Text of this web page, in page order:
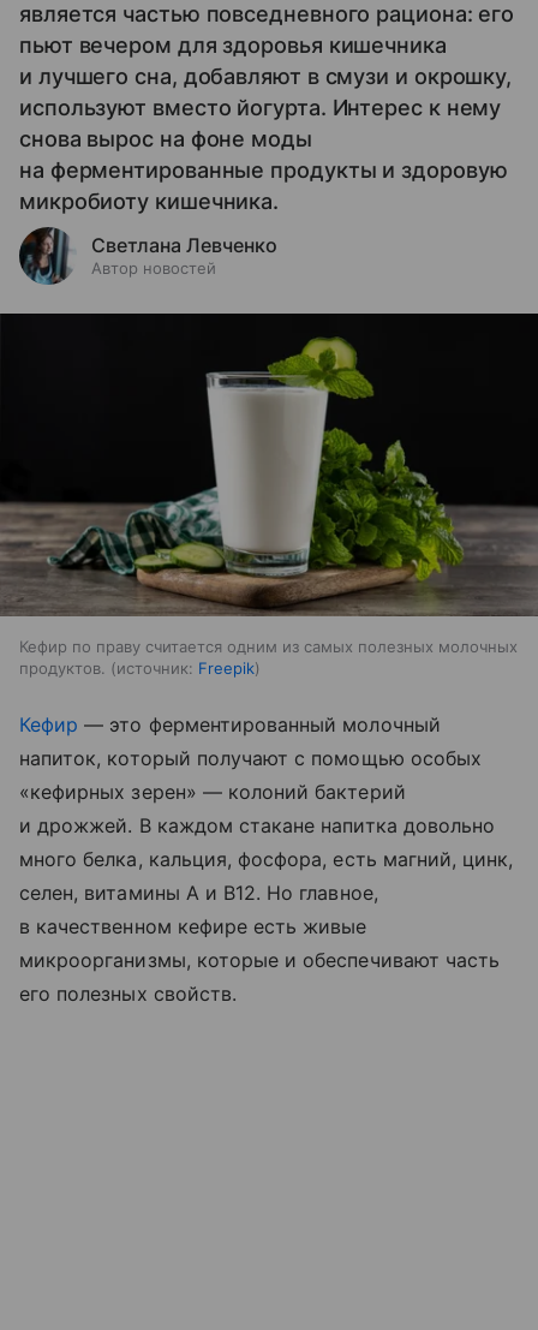
является частью повседневного рациона: его
пьют вечером для здоровья кишечника
и лучшего сна, добавляют в смузи и окрошку,
используют вместо йогурта. Интерес к нему
снова вырос на фоне моды
на ферментированные продукты и здоровую
микробиоту кишечника.
Светлана Левченко
Автор новостей
Кефир по праву считается одним из самых полезных молочных
продуктов.
источник: Freepik
Кефир — это ферментированный молочный
напиток, который получают с помощью особых
«кефирных зерен» — колоний бактерий
и дрожжей. В каждом стакане напитка довольно
много белка, кальция, фосфора, есть магний, цинк,
селен, витамины A и B12. Но главное,
в качественном кефире есть живые
микроорганизмы, которые и обеспечивают часть
его полезных свойств.